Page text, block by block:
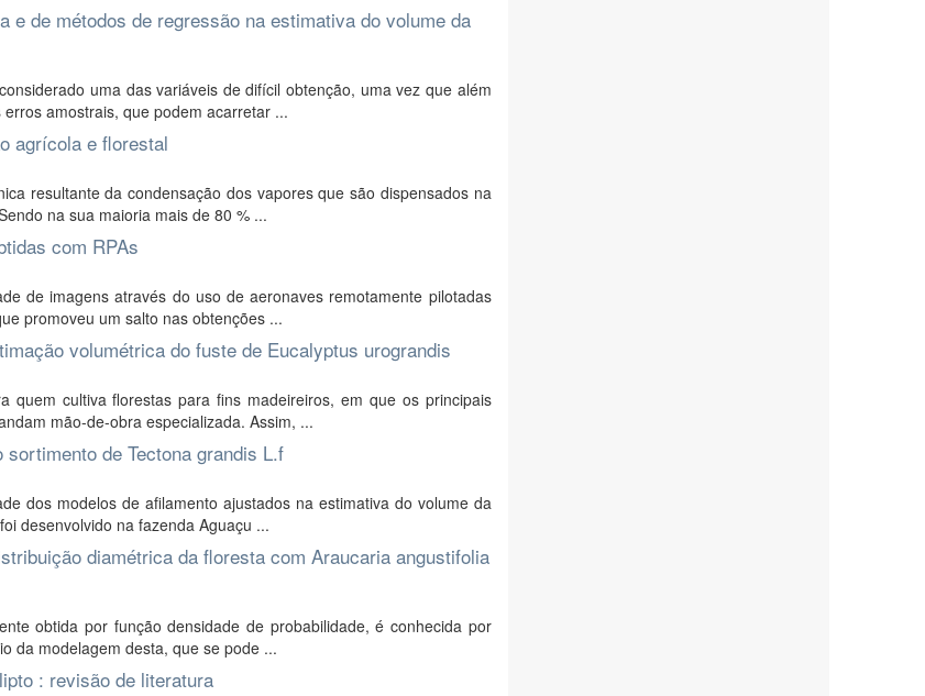
de métodos de regressão na estimativa do volume da
uma das variáveis de difícil obtenção, uma vez que além
amostrais, que podem acarretar ...
agrícola e florestal
resultante da condensação dos vapores que são dispensados na
na sua maioria mais de 80 % ...
com RPAs
de imagens através do uso de aeronaves remotamente pilotadas
promoveu um salto nas obtenções ...
volumétrica do fuste de Eucalyptus urograndis
cultiva florestas para fins madeireiros, em que os principais
mão-de-obra especializada. Assim, ...
de Tectona grandis L.f
dos modelos de afilamento ajustados na estimativa do volume da
desenvolvido na fazenda Aguaçu ...
diamétrica da floresta com Araucaria angustifolia
obtida por função densidade de probabilidade, é conhecida por
da modelagem desta, que se pode ...
: revisão de literatura